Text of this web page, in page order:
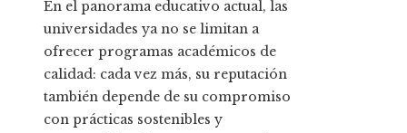
En el panorama educativo actual, las
universidades ya no se limitan a
ofrecer programas académicos de
calidad: cada vez más, su reputación
también depende de su compromiso
con prácticas sostenibles y